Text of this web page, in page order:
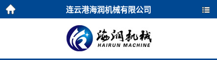
连云港海润机械有限公司